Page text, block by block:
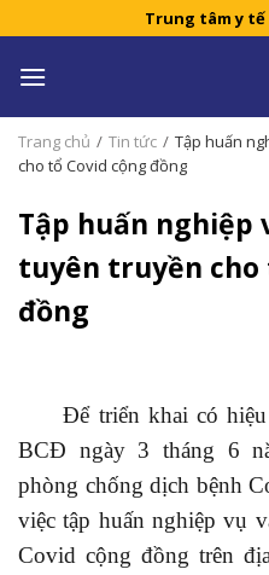
to
content
Trung tâm y tế
Trang chủ / Tin tức / Tập huấn
cho tổ Covid cộng đồng
Tập huấn nghiệp
tuyên truyền cho
đồng
Để triển khai có
BCĐ ngày 3 tháng 6
phòng chống dịch bệnh
việc tập huấn nghiệp vụ
Covid cộng đồng trên